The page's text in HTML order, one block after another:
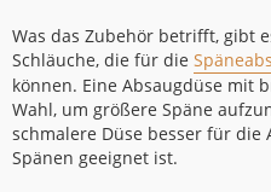
Was das Zubehör betrifft, gibt
Schläuche, die für die
können. Eine Absaugdüse mit
Wahl, um größere Späne
schmalere Düse besser für die
Spänen geeignet ist.